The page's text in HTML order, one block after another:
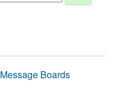
Message Boards